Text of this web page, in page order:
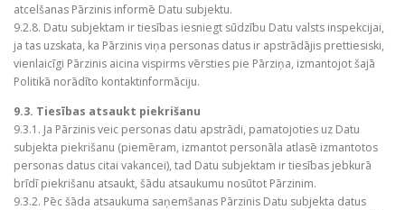
atcelšanas Pārzinis informē Datu subjektu.
9.2.8. Datu subjektam ir tiesības iesniegt sūdzību Datu valsts inspekcijai,
ja tas uzskata, ka Pārzinis viņa personas datus ir apstrādājis prettiesiski,
vienlaicīgi Pārzinis aicina vispirms vērsties pie Pārziņa, izmantojot šajā
Politikā norādīto kontaktinformāciju.
9.3. Tiesības atsaukt piekrišanu
9.3.1. Ja Pārzinis veic personas datu apstrādi, pamatojoties uz Datu
subjekta piekrišanu (piemēram, izmantot personāla atlasē izmantotos
personas datus citai vakancei), tad Datu subjektam ir tiesības jebkurā
brīdī piekrišanu atsaukt, šādu atsaukumu nosūtot Pārzinim.
9.3.2. Pēc šāda atsaukuma saņemšanas Pārzinis Datu subjekta datus